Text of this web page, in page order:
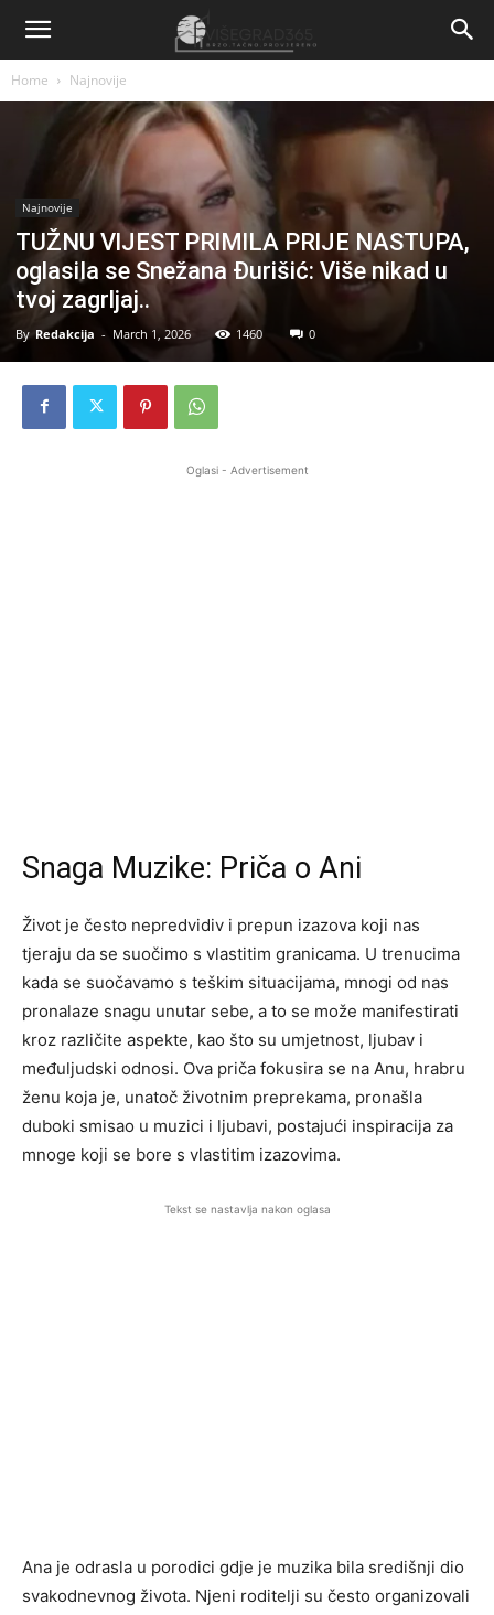
Home Najnovije
Najnovije
TUŽNU VlJEST PRlMlLA PRlJE NASTUPA,
oglasiIa se Snežana Đurišić: Više nikad u
tvoj zagrljaj..
By Redakcija - March 1, 2026 1460 0
Oglasi - Advertisement
Snaga Muzike: Priča o Ani
Život je često nepredvidiv i prepun izazova koji nas
tjeraju da se suočimo s vlastitim granicama. U trenucima
kada se suočavamo s teškim situacijama, mnogi od nas
pronalaze snagu unutar sebe, a to se može manifestirati
kroz različite aspekte, kao što su umjetnost, ljubav i
međuljudski odnosi. Ova priča fokusira se na Anu, hrabru
ženu koja je, unatoč životnim preprekama, pronašla
duboki smisao u muzici i ljubavi, postajući inspiracija za
mnoge koji se bore s vlastitim izazovima.
Tekst se nastavlja nakon oglasa
Ana je odrasla u porodici gdje je muzika bila središnji dio
svakodnevnog života. Njeni roditelji su često organizovali